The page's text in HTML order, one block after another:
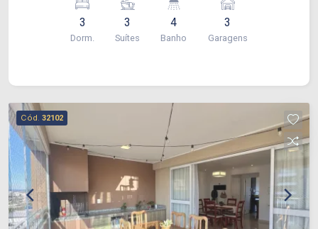
sala ampla com varanda gourmet, escritório,
lavabo, andar alto, cozinha toda planejada, área de
serviço, hobby box. Condomínio com o lazer mais
acesso para principais vias do Vale. Vamos
agendar uma visita?
3
Dorm.
3
Suítes
4
Banho
3
Garagens
Cód. 32102